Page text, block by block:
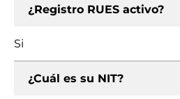
¿Registro RUES activo?
Si
¿Cuál es su NIT?